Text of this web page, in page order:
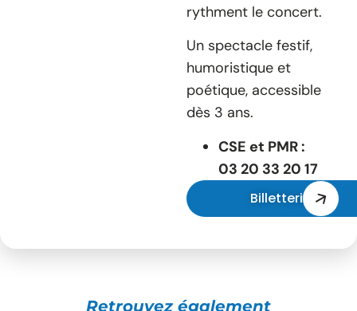
rythment le concert.
Un spectacle festif,
humoristique et
poétique, accessible
dès 3 ans.
CSE et PMR :
03 20 33 20 17
Billetterie
Retrouvez également